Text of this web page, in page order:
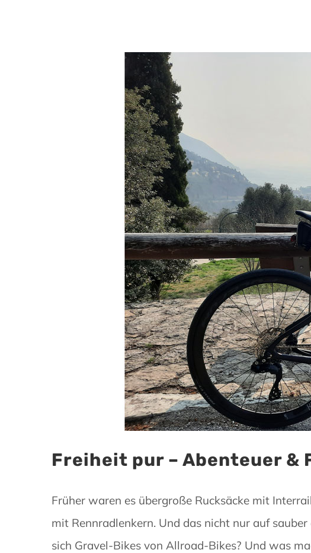
Freiheit pur – Abenteuer &
Früher waren es übergroße Rucksäcke mit
mit Rennradlenkern. Und das nicht nur auf
sich Gravel-Bikes von Allroad-Bikes? Und was